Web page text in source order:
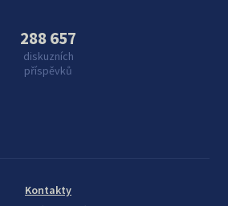
288 657
diskuzních
příspěvků
Kontakty